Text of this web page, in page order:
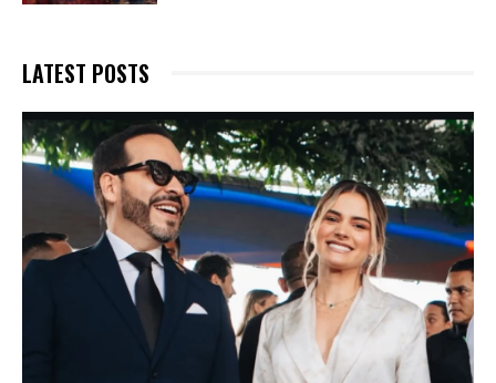
LATEST POSTS